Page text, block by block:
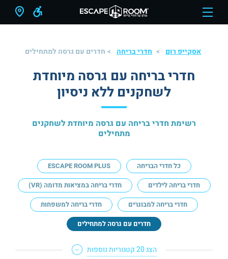
אסקייפ רום חדרי בריחה חדרים עם גרסה למתחילים
חדרי בריחה עם גרסה מיוחדת
לשחקנים ללא ניסיון
רשימת חדרי בריחה עם גרסה מיוחדת לשחקנים
מתחילים
כל חדרי הבריחה
ESCAPE ROOM PLUS
חדרי בריחה לילדים
חדרי בריחה במציאות מדומה (VR)
חדרי בריחה למבוגרים
חדרי בריחה למשפחות
חדרים עם גרסה למתחילים
הצג 20 קטגוריות נוספות